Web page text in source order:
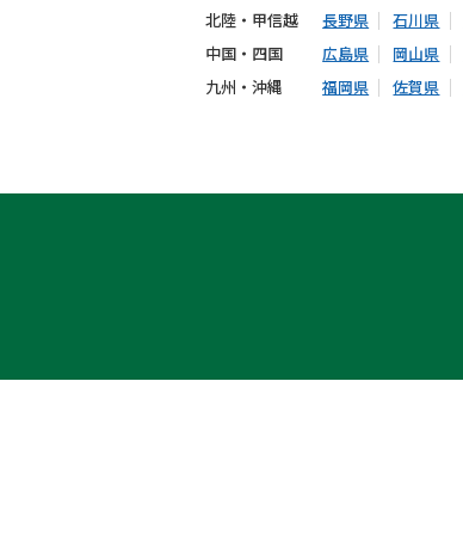
北陸・甲信越 長野県 石川県
中国・四国
広島県 岡山県
九州・沖縄
福岡県 佐賀県